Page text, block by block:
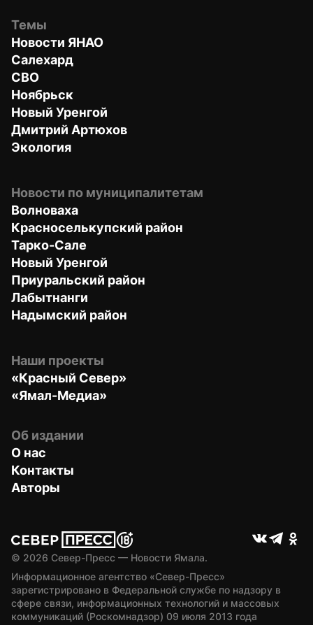
Темы
Новости ЯНАО
Салехард
СВО
Ноябрьск
Новый Уренгой
Дмитрий Артюхов
Экология
Новости по муниципалитетам
Волноваха
Красноселькупский район
Тарко-Сале
Новый Уренгой
Приуральский район
Лабытнанги
Надымский район
Наши проекты
«Красный Север»
«Ямал-Медиа»
Об издании
О нас
Контакты
Авторы
© 2026 Север-Пресс — Новости Ямала.
Информационное агентство «Север-Пресс»
зарегистрировано в Федеральной службе по надзору в
сфере связи, информационных технологий и массовых
коммуникаций (Роскомнадзор) 09 июля 2013 года